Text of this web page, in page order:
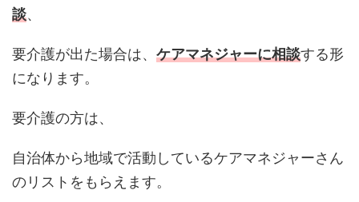
談、
要介護が出た場合は、 ケアマネジャーに相談する形
になります。
要介護の方は、
自治体から地域で活動しているケアマネジャーさん
のリストをもらえます。